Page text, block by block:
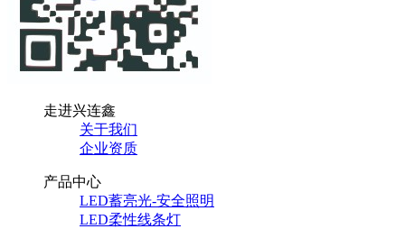
走进兴连鑫
关于我们
企业资质
产品中心
LED蓄亮光-安全照明
LED柔性线条灯